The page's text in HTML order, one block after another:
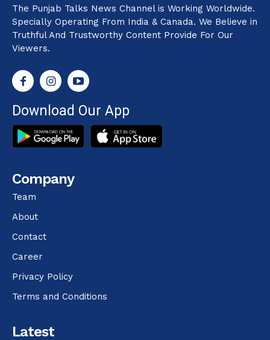
The Punjab Talks News Channel is Working Worldwide.
Specially Operating From India & Canada. We Believe in
Truthful And Trustworthy Content Provide For Our
Viewers.
Download Our App
Company
Team
About
Contact
Career
Privacy Policy
Terms and Conditions
Latest